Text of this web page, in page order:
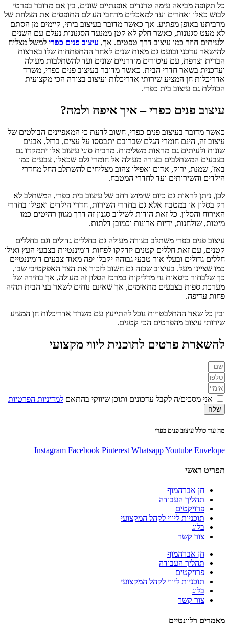
כל תקופה מביאה עימה טרנדים אופנתיים שונים, בין אם מדובר בפרטי
לבוש כאלו ואחרים ועד למאכלים מרחבי העולם התופסים את הצלחת של
מרביתנו באופן מפתיע. אך כאשר מדובר בעיצוב ביתי, קיימים מן הסתם
לא מעט סגנונות, כאשר חלק לא קטן ממנעד הסגנונות נעלם עם השנים
ולעיתים חוזר כמו עיצוב דרך טפטים. אך, עיצוב פנים כפרי למשל מצליח
להישאר עדכני ובועט גם מאות שנים לאחר ההתפתחות שלו בארצות
הברית וצרפת, עם עיטורים מודרניים שונים ועד להשתלבות מעולה
ועדכנית בשאר חדרי הבית. כאשר מדובר בעיצוב פנים כפרי, משרד
אדריכלות חן המציע שירותי אדריכלות ועיצוב בצורה הכי מקצועית
הכוללת גם עיצוב בית כפרי.
עיצוב פנים כפרי – איך איפה ולמה?
כאשר מדובר בעיצוב פנים כפרי, חשוב לדעת כי המאפיינים הבולטים של
עיצוב זה, הינם חומרי הגלם שברובם יתבססו על עצים, ברזל, אבנים
שונות ולעיתים גם מראות משלימות. מרבית סוגי עיצוב אלו יתמקדו גם
בצבעים המשתלבים בצורה מעולה אל חומרי גלם שכאלו, צבעים כמו
באז', שמנת, ירוק, אדום ואפילו צהוב מצליחים להשתלב החל מחדרי
הילדים והשירותים ועד לחדרי המטבח.
לכן, ניתן לראות גם כיום שימוש רחב של עיצוב בית כפרי, המשתלב לא
רק בסלון או במטבח אלא גם בחדרי השירות, חדרי הילדים ואפילו בחדרי
האירוח והסלון. כל זאת הודות לשילוב סגנון זה דרך מגוון רהיטים כמו
מיטות, שולחנות, ידיות ארונות וכמובן דלתות.
עיצוב פנים כפרי משתלב בצורה מעולה גם בחללים גדולים וגם בחללים
קטנים, עם זאת חללים קטנים יזדקקו לפחות דומיננטיות בצבעי העץ ואילו
חללים גדולים ובעלי אור טבעי גבוהה יקבלו יפה מאוד צבעים דומיננטיים
כמו שציינו מעל. בעיצוב שכזה גם חשוב לזכור את הצד האפקטיבי שבו,
כך שלבחור כיסאות נוי מדליקות במרכז הסלון זה מעולה, אך בחירה של
מערכת ספות בצבעים מתאימים, אך שאינם נוחים לשאר בני הבית תהיה
פחות עדיפה.
ובין כל שאר ההתלבטויות נוכל להתייעץ עם משרד אדריכלות חן המציע
שירותי עיצוב מהפרטים הכי קטנים.
להשארת פרטים לתוכנית ליווי מקצועי
אני מסכים/ה לקבל עדכונים ותוכן שיווקי בהתאם למדיניות הפרטיות
שלח
מה עוד כולל עיצוב פנים כפרי
Instagram Facebook Pinterest WhatsappYoutube Envelope
תפריט ראשי
חן אברהמוף
תהליך העבודה
פרויקטים
תוכניות ליווי לקהל המקצועי
בלוג
צור קשר
חן אברהמוף
תהליך העבודה
פרויקטים
תוכניות ליווי לקהל המקצועי
בלוג
צור קשר
מאמרים רלוונטיים